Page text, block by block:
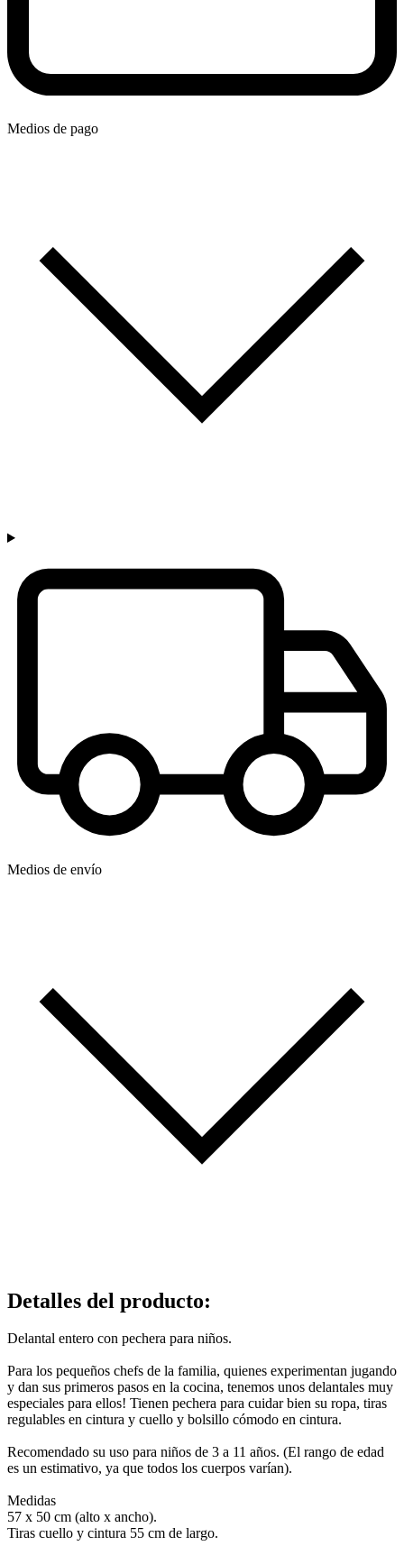
Medios de pago
Medios de envío
Detalles del producto:
Delantal entero con pechera para niños.
Para los pequeños chefs de la familia, quienes experimentan jugando
y dan sus primeros pasos en la cocina, tenemos unos delantales muy
especiales para ellos! Tienen pechera para cuidar bien su ropa, tiras
regulables en cintura y cuello y bolsillo cómodo en cintura.
Recomendado su uso para niños de 3 a 11 años. (El rango de edad
es un estimativo, ya que todos los cuerpos varían).
Medidas
57 x 50 cm (alto x ancho).
Tiras cuello y cintura 55 cm de largo.